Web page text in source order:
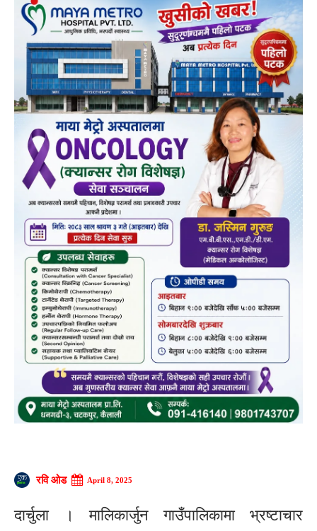
रवि ओड April 8, 2025
दार्चुला । मालिकार्जुन गाउँपालिकामा भ्रष्टाचार